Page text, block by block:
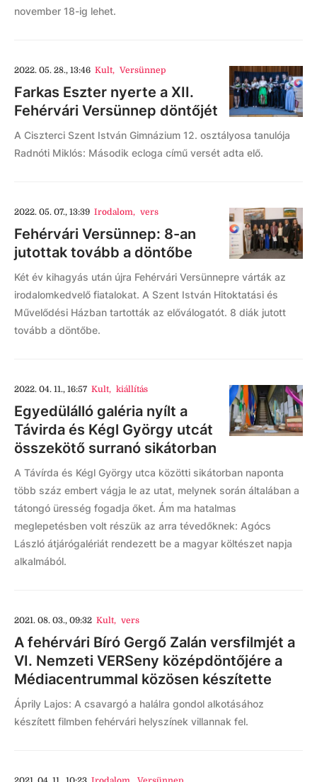
november 18-ig lehet.
2022. 05. 28., 13:46 Kult, Versünnep
Farkas Eszter nyerte a XII.
Fehérvári Versünnep döntőjét
A Ciszterci Szent István Gimnázium 12. osztályosa tanulója
Radnóti Miklós: Második ecloga című versét adta elő.
2022. 05. 07., 13:39 Irodalom, vers
Fehérvári Versünnep: 8-an
jutottak tovább a döntőbe
Két év kihagyás után újra Fehérvári Versünnepre várták az
irodalomkedvelő fiatalokat. A Szent István Hitoktatási és
Művelődési Házban tartották az előválogatót. 8 diák jutott
tovább a döntőbe.
2022. 04. 11., 16:57 Kult, kiállítás
Egyedülálló galéria nyílt a
Távirda és Kégl György utcát
összekötő surranó sikátorban
A Távírda és Kégl György utca közötti sikátorban naponta
több száz embert vágja le az utat, melynek során általában a
tátongó üresség fogadja őket. Ám ma hatalmas
meglepetésben volt részük az arra tévedőknek: Agócs
László átjárógalériát rendezett be a magyar költészet napja
alkalmából.
2021. 08. 03., 09:32 Kult, vers
A fehérvári Bíró Gergő Zalán versfilmjét a
VI. Nemzeti VERSeny középdöntőjére a
Médiacentrummal közösen készítette
Áprily Lajos: A csavargó a halálra gondol alkotásához
készített filmben fehérvári helyszínek villannak fel.